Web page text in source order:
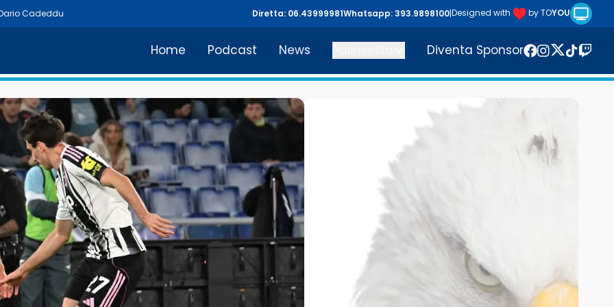
Cadeddu Diretta: 06.43999981Whatsapp: 393.9898100|Designed with by TOYOU
Home Podcast News
Diventa Sponsor
Twitter